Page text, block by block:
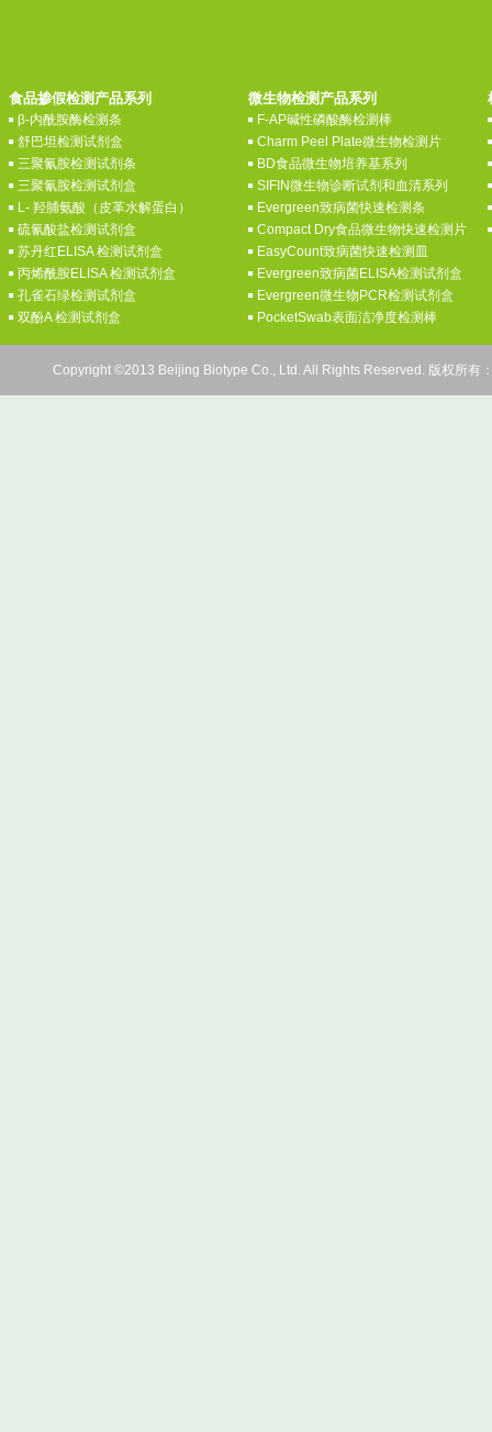
食品掺假检测产品系列
β-内酰胺酶检测条
舒巴坦检测试剂盒
三聚氰胺检测试剂条
三聚氰胺检测试剂盒
L- 羟脯氨酸（皮革水解蛋白）
硫氰酸盐检测试剂盒
苏丹红ELISA 检测试剂盒
丙烯酰胺ELISA 检测试剂盒
孔雀石绿检测试剂盒
双酚A 检测试剂盒
微生物检测产品系列
F-AP碱性磷酸酶检测棒
Charm Peel Plate微生物检测片
BD食品微生物培养基系列
SIFIN微生物诊断试剂和血清系列
Evergreen致病菌快速检测条
Compact Dry食品微生物快速检测片
EasyCount致病菌快速检测皿
Evergreen致病菌ELISA检测试剂盒
Evergreen微生物PCR检测试剂盒
PocketSwab表面洁净度检测棒
Copyright ©2013 Beijing Biotype Co., Ltd. All Rights Reserved. 版权所有